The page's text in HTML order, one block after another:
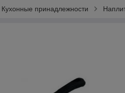
Кухонные принадлежности